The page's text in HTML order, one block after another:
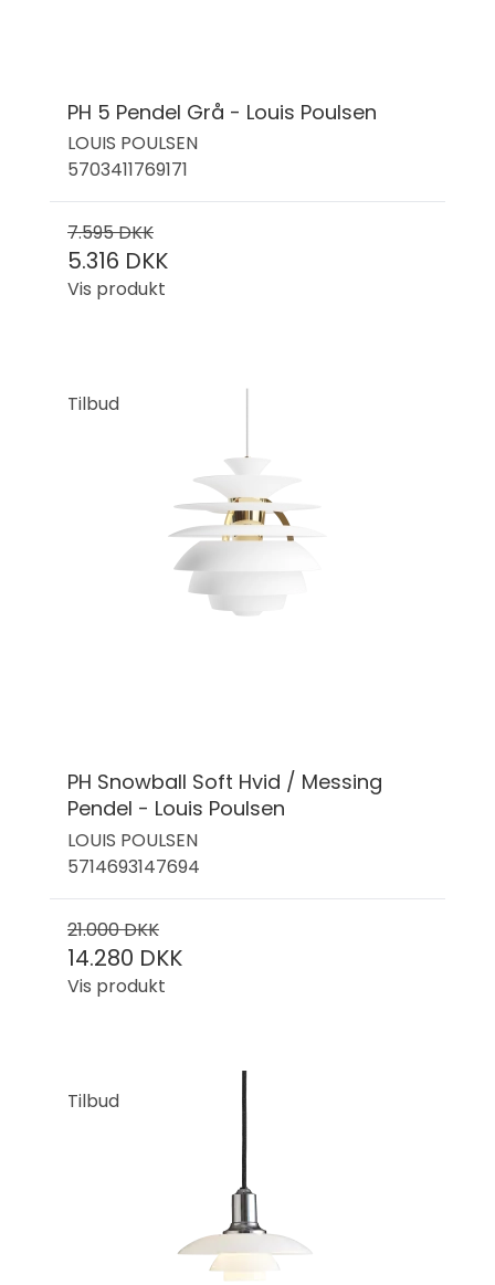
PH 5 Pendel Grå - Louis Poulsen
LOUIS POULSEN
5703411769171
7.595 DKK
5.316 DKK
Vis produkt
Tilbud
PH Snowball Soft Hvid / Messing
Pendel - Louis Poulsen
LOUIS POULSEN
5714693147694
21.000 DKK
14.280 DKK
Vis produkt
Tilbud